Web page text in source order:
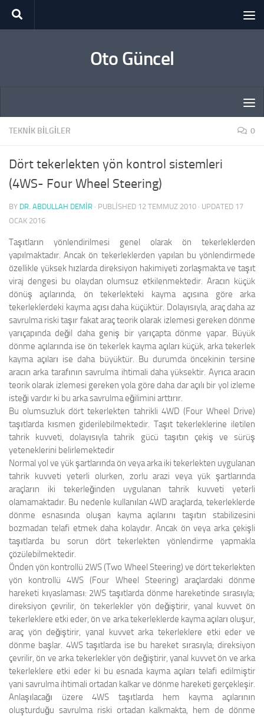
Skip to content
Oto Güncel
TEKNIK BILGILER 0
Dört tekerlekten yön kontrol sistemleri
(4WS- Four Wheel Steering)
BY DR. ABDULLAH DEMİR · PUBLISHED 12 TEMMUZ 2010 · UPDATED 17
OCAK 2016
Taşıtların yönlendirilmesi genel olarak ön tekerleklerden
yapılmaktadır. Ancak ön tekerleklerden yapılan bu yönlendirmede
özellikle yüksek hızlarda direksiyon hakimiyeti zorlaşmakta ve taşıt
viraj dengesi bu olaydan olumsuz etkilenmektedir. Aracın küçük
dönüş açılarında, ön tekerlekteki kayma açısına göre arka
tekerleklerdeki kayma açısı daha küçüktür. Dolayısıyla, araç daha az
savrulma riski taşır fakat araç teorik olarak izlemesi gereken dönme
yarıçapında değil daha geniş bir yarıçapta dönme yapar. Büyük
dönme açılarında ise ön tekerlek kayma açıları küçük, arka tekerlek
kayma açıları ise daha büyüktür. Bu durumda öncekinin tersine
aracın arka tarafının savrulma ihtimali daha yüksektir. Ayrıca aracın
teorik olarak izlemesi gereken yola göre daha dar açılı bir yol izleme
isteği vardır ki bu arka savrulma eğilimini arttırır.
Bu olumsuzluk dört tekerlekten tahrikli 4WD (Four Wheel Drive)
taşıtlarda kısmen giderilebilmektedir. Taşıt tekerleklerine iletilen
tahrik kuvveti, dolayısıyla tahrik gücü taşıtın çekiş ve sürüş
yeteneklerini belirlemektedir
Normal yol ve yük şartlarında ön veya arka iki tekerlekten uygulanan
tahrik kuvveti yeterli olurken, zorlu arazi veya yük şartlarında
araçların iki tekerleğinden uygulanan tahrik kuvveti yeterli
olamamaktadır. Bu nedenle kullanılan 4WD araçlarda, tekerleklerde
dönme esnasında oluşan kayma açılarını taşıtın stabilizesini
bozmadan telafi etmek daha kolaydır. Ancak ön veya arka çekişli
taşıtlarda bu sorun dört tekerlekten yönlendirme yapmakla
çözülebilmektedir.
Önden yön kontrollü 2WS (Two Wheel Steering) ve dört tekerlekten
yön kontrollü 4WS (Four Wheel Steering) araçlardaki dönme
hareketi kıyaslaması: 2WS taşıtlarda dönme hareketinde sırasıyla;
direksiyon çevrilir, ön tekerlekler yön değiştirir, yanal kuvvet ön
tekerleklere etki eder, ön ve arka tekerleklerde kayma açıları oluşur,
araç yön değiştirir, yanal kuvvet arka tekerleklere etki eder ve
dönme başlar. 4WS taşıtlarda ise bu hareket sırasıyla; direksiyon
çevrilir, ön ve arka tekerlekler yön değiştirir, yanal kuvvet ön ve arka
tekerleklere etki eder ki bu esnada kayma açıları telafi edilmiştir
yani savrulma ihtimali ortadan kalkar ve dönme hareketi gerçekleşir.
Anlaşılacağı üzere 4WS taşıtlarda hem kayma açılarının
oluşturduğu savrulma riski ortadan kalkmakta, hem de dönme